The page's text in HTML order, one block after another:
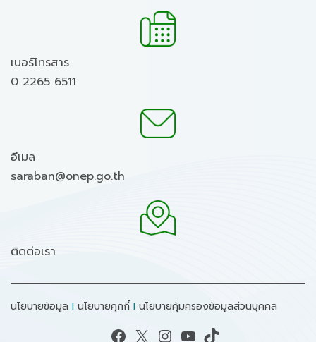
เบอร์โทรสาร
0 2265 6511
อีเมล
saraban@onep.go.th
ติดต่อเรา
นโยบายข้อมูล I นโยบายคุกกี้ I นโยบายคุ้มครองข้อมูลส่วนบุคคล
Facebook X Instagram YouTube TikTok